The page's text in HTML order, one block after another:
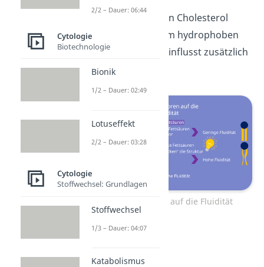
Die Einlagerung von Cholesterol
(Cholesterin), einem hydrophoben
Membranlipid, beeinflusst zusätzlich
die Fluidität.
Einflussfaktoren auf die Fluidität
2/2 – Dauer: 06:44
Cytologie
Biotechnologie
Bionik
1/2 – Dauer: 02:49
Lotuseffekt
2/2 – Dauer: 03:28
Cytologie
Stoffwechsel: Grundlagen
Stoffwechsel
1/3 – Dauer: 04:07
Katabolismus